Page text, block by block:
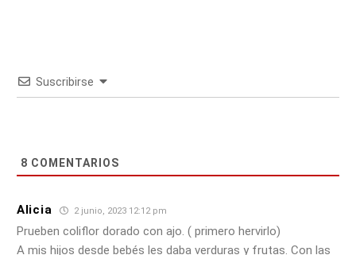
Suscribirse
8 COMENTARIOS
Alicia 2 junio, 2023 12:12 pm
Prueben coliflor dorado con ajo. ( primero hervirlo)
A mis hijos desde bebés les daba verduras y frutas. Con las